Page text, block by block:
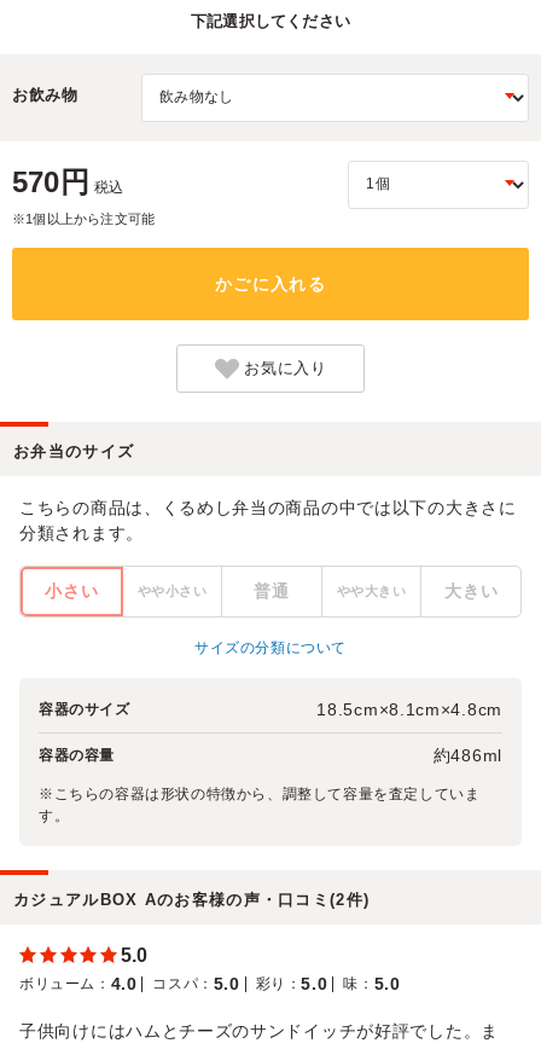
下記選択してください
お飲み物
570円 税込
※1個以上から注文可能
かごに入れる
お気に入り
お弁当のサイズ
こちらの商品は、くるめし弁当の商品の中では以下の大きさに
分類されます。
小さい やや小さい 普通 やや大きい 大きい
サイズの分類について
容器のサイズ 18.5cm×8.1cm×4.8cm
容器の容量 約486ml
※こちらの容器は形状の特徴から、調整して容量を査定していま
す。
カジュアルBOX Aのお客様の声・口コミ(2件)
5.0
ボリューム ： 4.0 コスパ ： 5.0 彩り ：5.0 味 ： 5.0
子供向けにはハムとチーズのサンドイッチが好評でした。ま